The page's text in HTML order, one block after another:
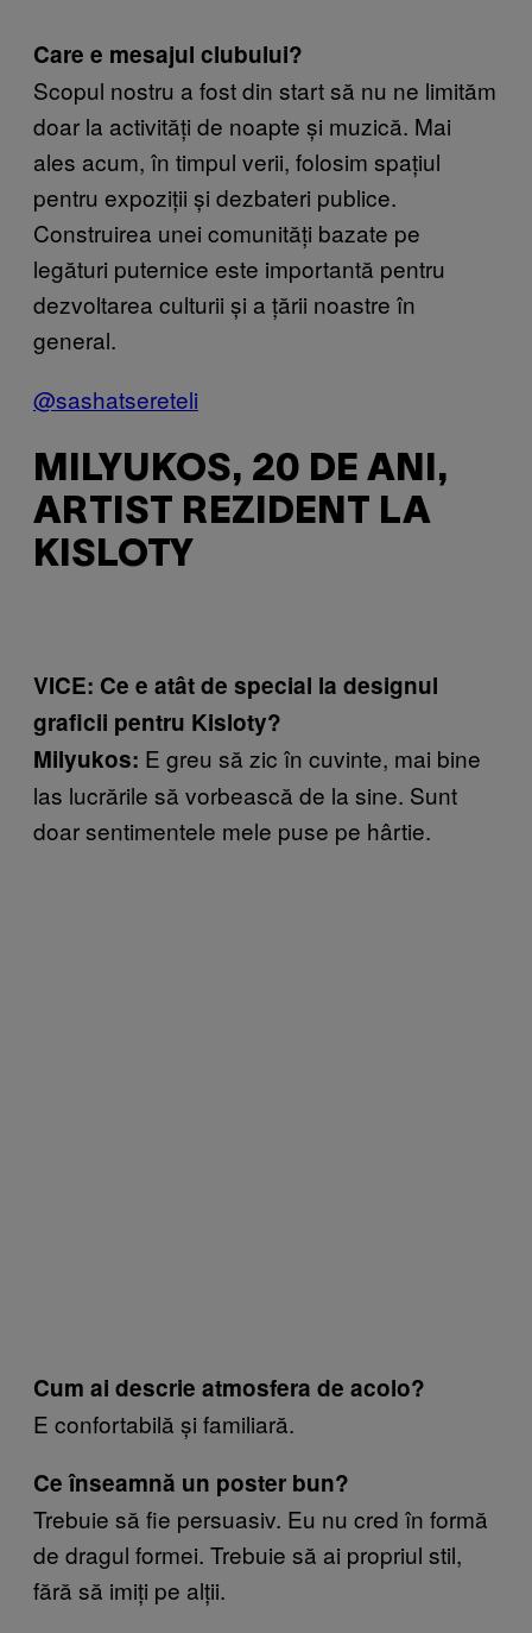
Care e mesajul clubului?
Scopul nostru a fost din start să nu ne limităm
doar la activități de noapte și muzică. Mai
ales acum, în timpul verii, folosim spațiul
pentru expoziții și dezbateri publice.
Construirea unei comunități bazate pe
legături puternice este importantă pentru
dezvoltarea culturii și a țării noastre în
general.
@sashatsereteli
MILYUKOS, 20 DE ANI,
ARTIST REZIDENT LA
KISLOTY
VICE: Ce e atât de special la designul
graficii pentru Kisloty?
Milyukos: E greu să zic în cuvinte, mai bine
las lucrările să vorbească de la sine. Sunt
doar sentimentele mele puse pe hârtie.
Cum ai descrie atmosfera de acolo?
E confortabilă și familiară.
Ce înseamnă un poster bun?
Trebuie să fie persuasiv. Eu nu cred în formă
de dragul formei. Trebuie să ai propriul stil,
fără să imiți pe alții.